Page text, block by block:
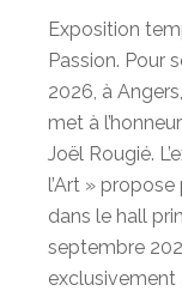
Exposition
Passion. Pour
2026, à
met à
Joël Rougié.
l’Art »
dans le hall
septembre
exclusivement